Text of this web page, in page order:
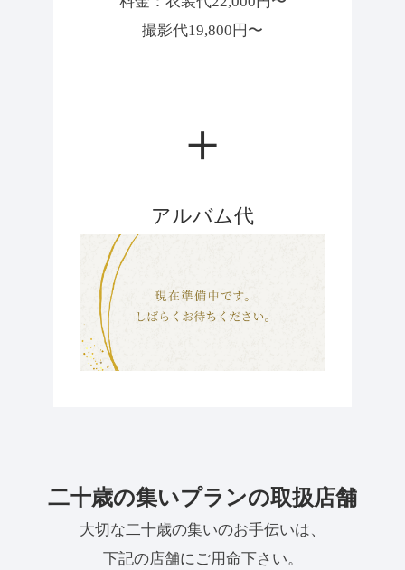
撮影代19,800円〜
＋
アルバム代
二十歳の集いプランの取扱店舗
大切な二十歳の集いのお手伝いは、
下記の店舗にご用命下さい。